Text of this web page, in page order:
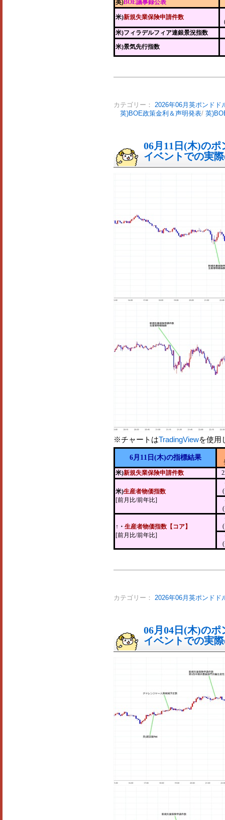
英)BOE議事録公表
米)新規失業保険申請件数
米)フィラデルフィア連銀景況指数
米)景気先行指数
カテゴリー： 2026年06月英ポンドド
英)BOE政策金利＆声明発表/ 英
06月11日(木)の
イベントでの実
※チャートはTradingViewを使用
6月11日(木)の指標結果
米)新規失業保険申請件数
米)生産者物価指数
[前月比/前年比]
↑・ 生産者物価指数【コア】
[前月比/前年比]
カテゴリー： 2026年06月英ポンドド
06月04日(木)の
イベントでの実